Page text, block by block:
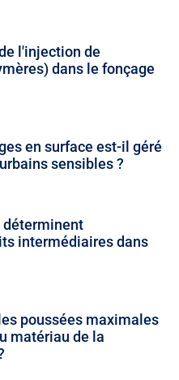
l'injection de
dans le fonçage
en surface est-il géré
sensibles ?
déterminent
intermédiaires dans
poussées maximales
matériau de la